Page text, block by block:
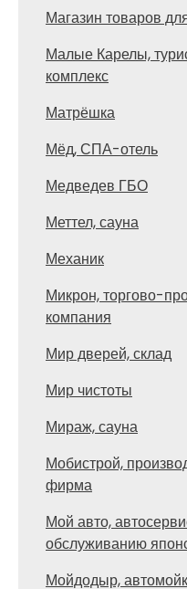
Магазин товаров
Малые Карелы,
комплекс
Матрёшка
Мёд, СПА-отель
Медведев ГБО
Меттел, сауна
Механик
Микрон, торгово-
компания
Мир дверей, склад
Мир чистоты
Мираж, сауна
Мобистрой,
фирма
Мой авто,
обслуживанию
Мойдодыр,